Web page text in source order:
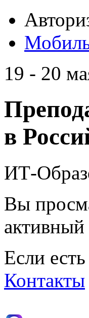
19 - 20
в
ИТ-
Вы
Если
Контакты